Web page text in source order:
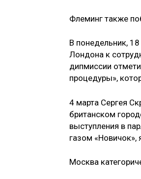
Флеминг также
В понедельник,
Лондона к
дипмиссии
процедуры»,
4 марта Сергея
британском
выступления в
газом
Москва